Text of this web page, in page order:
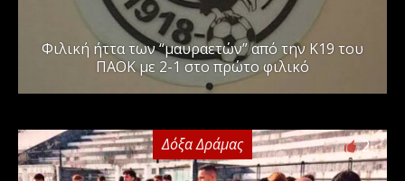
Φιλική ήττα των “μαυραετών” από την Κ19 του
ΠΑΟΚ με 2-1 στο πρώτο φιλικό
Δόξα Δράμας 2